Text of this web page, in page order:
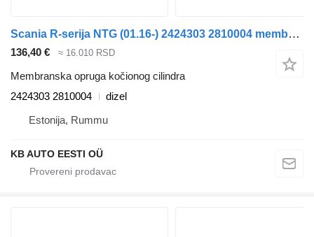
Scania R-seriјa NTG (01.16-) 2424303 2810004 membranska opruga kočionog cilindra za Scania R-Series NTG (01.16-) kamiona
136,40 € ≈ 16.010 RSD
Membranska opruga kočionog cilindra
2424303 2810004
dizel
Estonija, Rummu
KB AUTO EESTI OÜ